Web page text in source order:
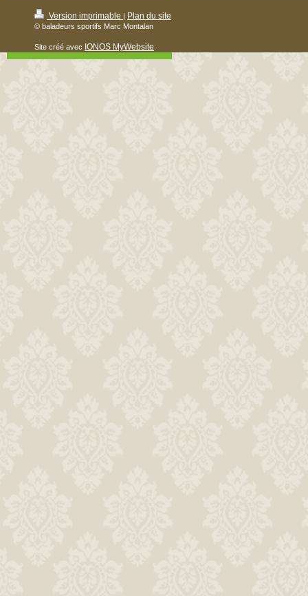
Version imprimable | Plan du site
© baladeurs sportifs Marc Montalan
Site créé avec IONOS MyWebsite